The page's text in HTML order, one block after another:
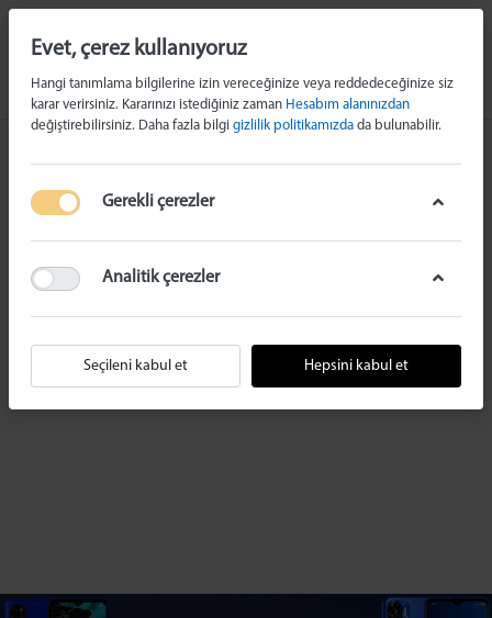
Evet, çerez kullanıyoruz
Hangi tanımlama bilgilerine izin vereceğinize veya reddedeceğinize siz
karar verirsiniz. Kararınızı istediğiniz zaman Hesabım alanınızdan
değiştirebilirsiniz. Daha fazla bilgi gizlilik politikamızda da bulunabilir.
Gerekli çerezler
Analitik çerezler
Seçileni kabul et Hepsini kabul et